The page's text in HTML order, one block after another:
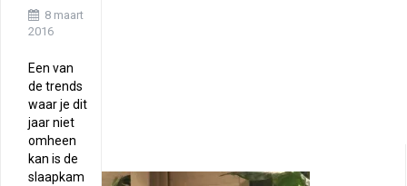
8 maart
2016
Een van
de trends
waar je dit
jaar niet
omheen
kan is de
slaapkam